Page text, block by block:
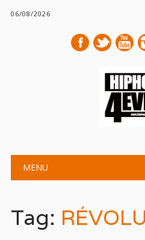
06/08/2026
Main menu
MENU
Tag: